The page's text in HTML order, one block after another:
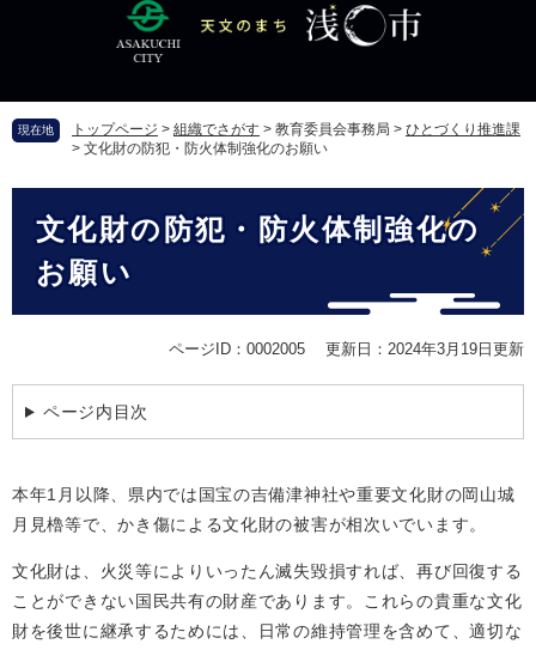
頭
す
飛
し
現在地 トップページ > 組織でさがす > 教育委員会事務局 > ひとづくり推進課
> 文化財の防犯・防火体制強化のお願い
文化財の防犯・防火体制強化の
お願い
ページID：0002005 更新日：2024年3月19日更新
ページ内目次
本年1月以降、県内では国宝の吉備津神社や重要文化財の岡山城
月見櫓等で、かき傷による文化財の被害が相次いでいます。
文化財は、火災等によりいったん滅失毀損すれば、再び回復する
ことができない国民共有の財産であります。これらの貴重な文化
財を後世に継承するためには、日常の維持管理を含めて、適切な